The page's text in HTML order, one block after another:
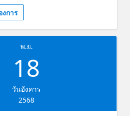
difference between work-
web-grounded data to
results.
การ
พ.ย.
18
วันอังคาร
2568